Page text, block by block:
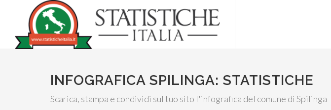
INFOGRAFICA SPILINGA: STATISTICHE
Scarica, stampa e condividi sul tuo sito l'infografica del comune di Spilinga